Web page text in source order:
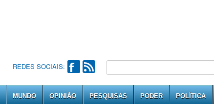
REDES SOCIAIS:
MUNDO OPINIÃO PESQUISAS PODER POLÍTICA